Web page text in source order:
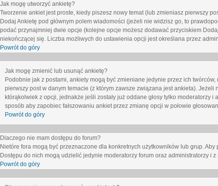
Jak mogę utworzyć ankietę?
Tworzenie ankiet jest proste, kiedy piszesz nowy temat (lub zmieniasz pierwszy
Dodaj Ankietę pod głównym polem wiadomości (jeżeli nie widzisz go, to
podać przynajmniej dwie opcje (kolejne opcje możesz dodawać przyciskiem
niekończącej się. Liczba możliwych do ustawienia opcji jest określana przez
Powrót do góry
Jak mogę zmienić lub usunąć ankietę?
Podobnie jak z postami, ankiety mogą być zmieniane jedynie przez ich
pierwszy post w danym temacie (z którym zawsze związana jest ankieta).
którąkolwiek z opcji, jednakże jeśli zostały już oddane głosy tylko
sposób aby zapobiec fałszowaniu ankiet przez zmianę opcji w połowie
Powrót do góry
Dlaczego nie mam dostępu do forum?
Nietóre fora mogą być przeznaczone dla konkretnych użytkowników lub grup.
Dostępu do nich mogą udzielić jedynie moderatorzy forum oraz administratorzy i
Powrót do góry